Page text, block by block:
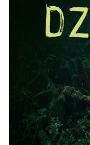
WYWIADY
RECENZJE
DO CZYTANIA
NA EKRANIE
KONTAKT